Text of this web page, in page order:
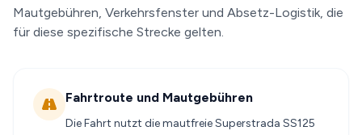
Mautgebühren, Verkehrsfenster und Absetz-Logistik, die
für diese spezifische Strecke gelten.
Fahrtroute und Mautgebühren
Die Fahrt nutzt die mautfreie Superstrada SS125